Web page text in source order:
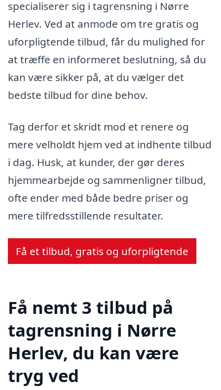
specialiserer sig i tagrensning i Nørre
Herlev. Ved at anmode om tre gratis og
uforpligtende tilbud, får du mulighed for
at træffe en informeret beslutning, så du
kan være sikker på, at du vælger det
bedste tilbud for dine behov.
Tag derfor et skridt mod et renere og
mere velholdt hjem ved at indhente tilbud
i dag. Husk, at kunder, der gør deres
hjemmearbejde og sammenligner tilbud,
ofte ender med både bedre priser og
mere tilfredsstillende resultater.
Få et tilbud, gratis og uforpligtende
Få nemt 3 tilbud på
tagrensning i Nørre
Herlev, du kan være
tryg ved